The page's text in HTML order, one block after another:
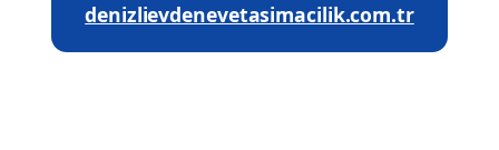
denizlievdenevetasimacilik.com.tr